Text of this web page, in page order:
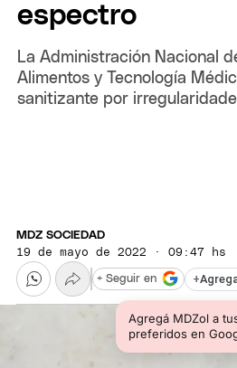
espectro
La Administración Nacional
Alimentos y Tecnología
sanitizante por
MDZ SOCIEDAD
19 de mayo de 2022 · 09:47 hs
+
Agregá MDZol a
preferidos en
+ Seguir en